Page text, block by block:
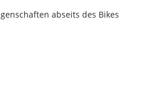
abseits des Bikes